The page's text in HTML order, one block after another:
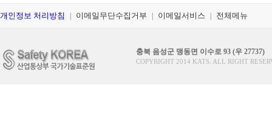
개인정보 처리방침 이메일무단수집거부 이메일서비스 전체메뉴
충북 음성군 맹동면 이수로 93 (우 27737)
COPYRIGHT 2014 KATS. ALL RIGHT